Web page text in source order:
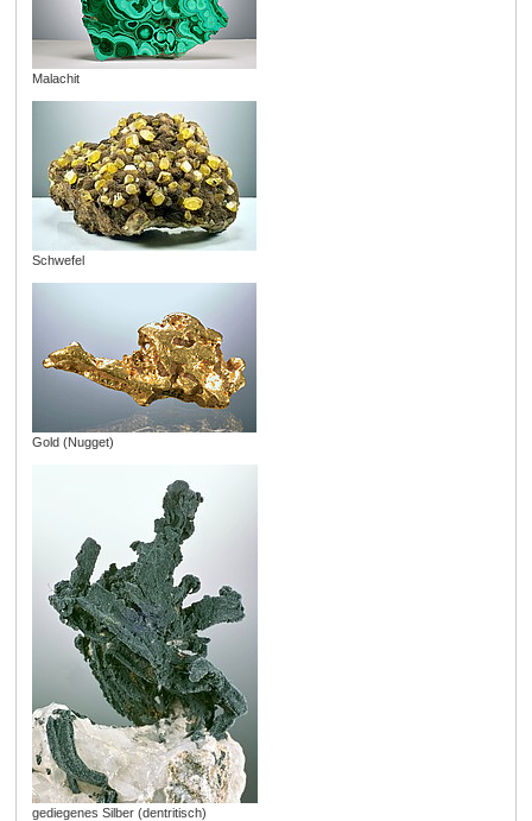
Malachit
Schwefel
Gold (Nugget)
gediegenes Silber (dentritisch)